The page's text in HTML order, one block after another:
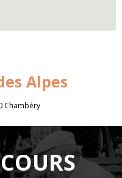
Alpes
Chambéry